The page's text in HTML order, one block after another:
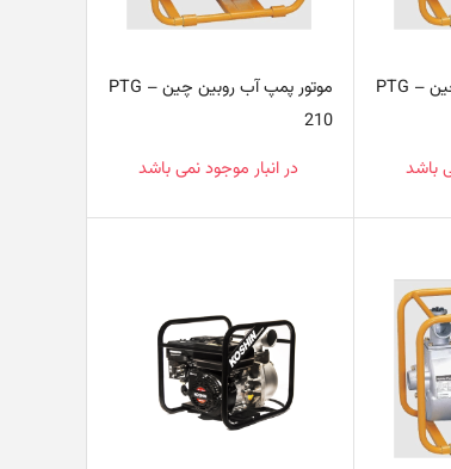
موتور پمپ آب روبین چین – PTG
باشد
موتور پمپ آب روبین چین – PTG
210
در انبار موجود نمی باشد